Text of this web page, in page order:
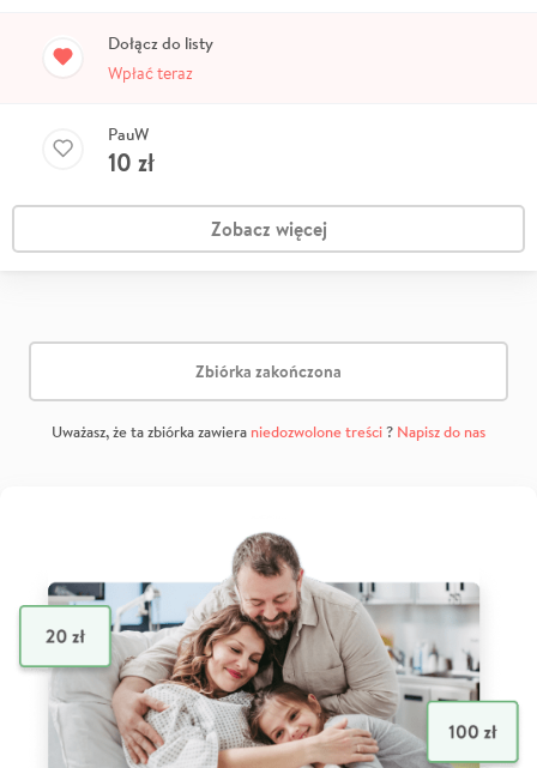
Dołącz do listy
Wpłać teraz
PauW
10 zł
Zobacz więcej
Zbiórka zakończona
Uważasz, że ta zbiórka zawiera niedozwolone treści? Napisz do nas